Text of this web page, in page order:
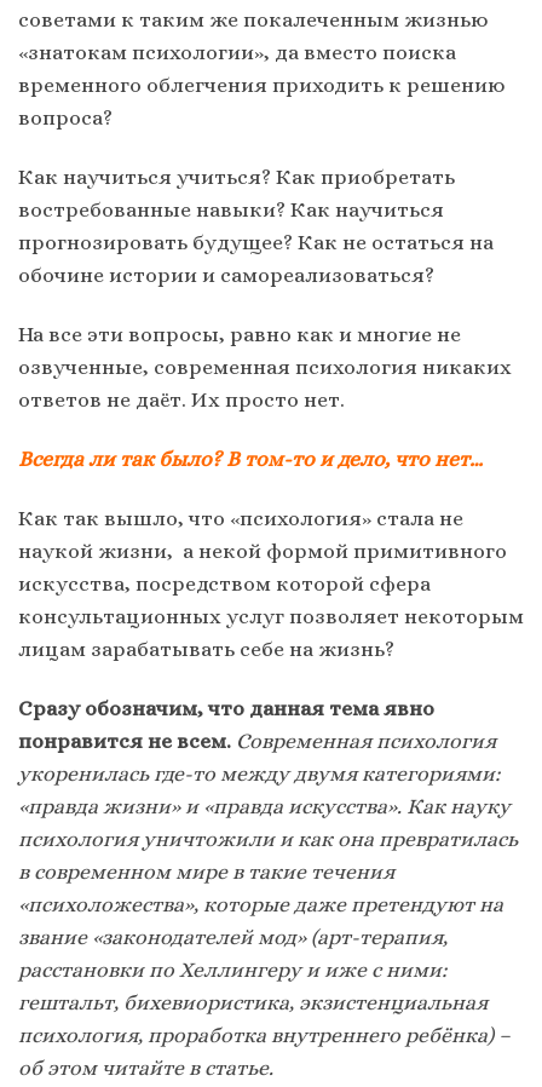
советами к таким же покалеченным жизнью
«знатокам психологии», да вместо поиска
временного облегчения приходить к решению
вопроса?
Как научиться учиться? Как приобретать
востребованные навыки? Как научиться
прогнозировать будущее? Как не остаться на
обочине истории и самореализоваться?
На все эти вопросы, равно как и многие не
озвученные, современная психология никаких
ответов не даёт. Их просто нет.
Всегда ли так было? В том-то и дело, что нет…
Как так вышло, что «психология» стала не
наукой жизни, а некой формой примитивного
искусства, посредством которой сфера
консультационных услуг позволяет некоторым
лицам зарабатывать себе на жизнь?
Сразу обозначим, что данная тема явно
понравится не всем. Современная психология
укоренилась где-то между двумя категориями:
«правда жизни» и «правда искусства». Как науку
психология уничтожили и как она превратилась
в современном мире в такие течения
«психоложества», которые даже претендуют на
звание «законодателей мод» (арт-терапия,
расстановки по Хеллингеру и иже с ними:
гештальт, бихевиористика, экзистенциальная
психология, проработка внутреннего ребёнка) –
об этом читайте в статье.